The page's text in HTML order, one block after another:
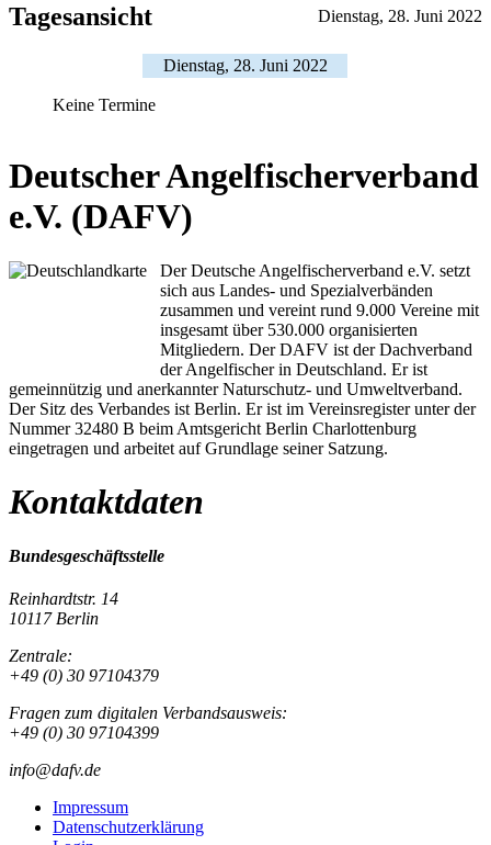
Tagesansicht Dienstag, 28. Juni 2022
Dienstag, 28. Juni 2022
Keine Termine
Deutscher Angelfischerverband
e.V. (DAFV)
Der Deutsche Angelfischerverband e.V. setzt
sich aus Landes- und Spezialverbänden
zusammen und vereint rund 9.000 Vereine mit
insgesamt über 530.000 organisierten
Mitgliedern. Der DAFV ist der Dachverband
der Angelfischer in Deutschland. Er ist
gemeinnützig und anerkannter Naturschutz- und Umweltverband.
Der Sitz des Verbandes ist Berlin. Er ist im Vereinsregister unter der
Nummer 32480 B beim Amtsgericht Berlin Charlottenburg
eingetragen und arbeitet auf Grundlage seiner Satzung.
Kontaktdaten
Bundesgeschäftsstelle
Reinhardtstr. 14
10117 Berlin
Zentrale:
+49 (0) 30 97104379
Fragen zum digitalen Verbandsausweis:
+49 (0) 30 97104399
info@dafv.de
Impressum
Datenschutzerklärung